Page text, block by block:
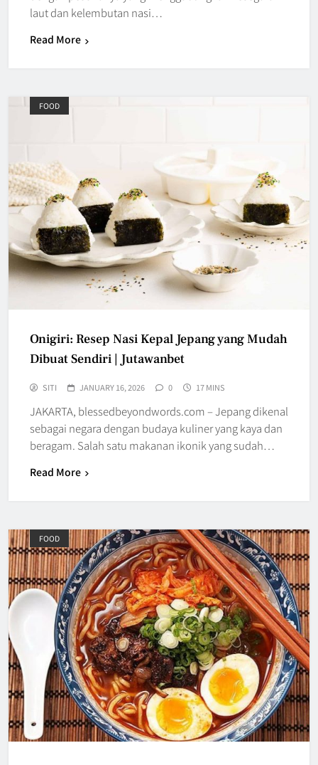
laut dan kelembutan nasi…
Read More
FOOD
Onigiri: Resep Nasi Kepal Jepang yang Mudah
Dibuat Sendiri | Jutawanbet
SITI JANUARY 16, 2026 0 17 MINS
JAKARTA, blessedbeyondwords.com – Jepang dikenal
sebagai negara dengan budaya kuliner yang kaya dan
beragam. Salah satu makanan ikonik yang sudah…
Read More
FOOD